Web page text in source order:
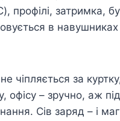
профілі, затримка,
в
чіпляється за
– зручно, аж
Сів заряд – і